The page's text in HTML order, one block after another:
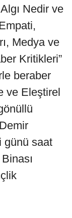
Nedir ve
Medya ve
Kritikleri”
beraber
ve Eleştirel
günü saat